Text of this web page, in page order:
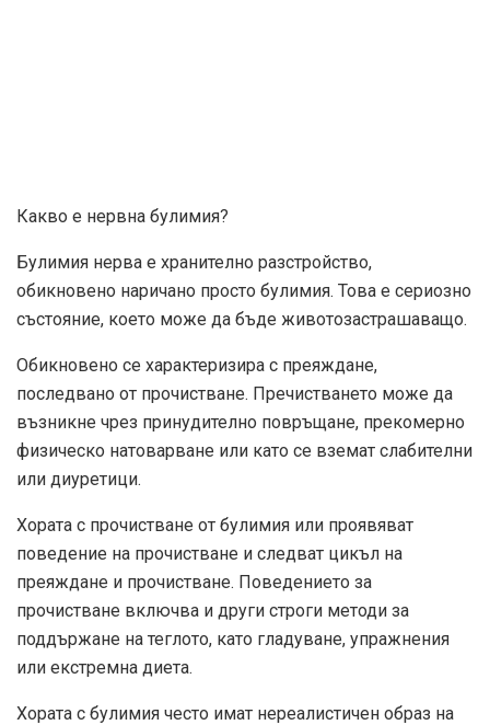
Какво е нервна булимия?
Булимия нерва е хранително разстройство,
обикновено наричано просто булимия. Това е сериозно
състояние, което може да бъде животозастрашаващо.
Обикновено се характеризира с преяждане,
последвано от прочистване. Пречистването може да
възникне чрез принудително повръщане, прекомерно
физическо натоварване или като се вземат слабителни
или диуретици.
Хората с прочистване от булимия или проявяват
поведение на прочистване и следват цикъл на
преяждане и прочистване. Поведението за
прочистване включва и други строги методи за
поддържане на теглото, като гладуване, упражнения
или екстремна диета.
Хората с булимия често имат нереалистичен образ на